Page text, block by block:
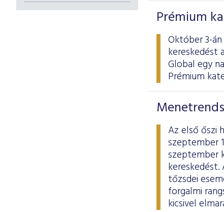
Prémium
Október 3-
kereskedést
Global egy
Prémium
Az első őszi
szeptember
szeptember
tőzsdei
forgalmi
kicsivel